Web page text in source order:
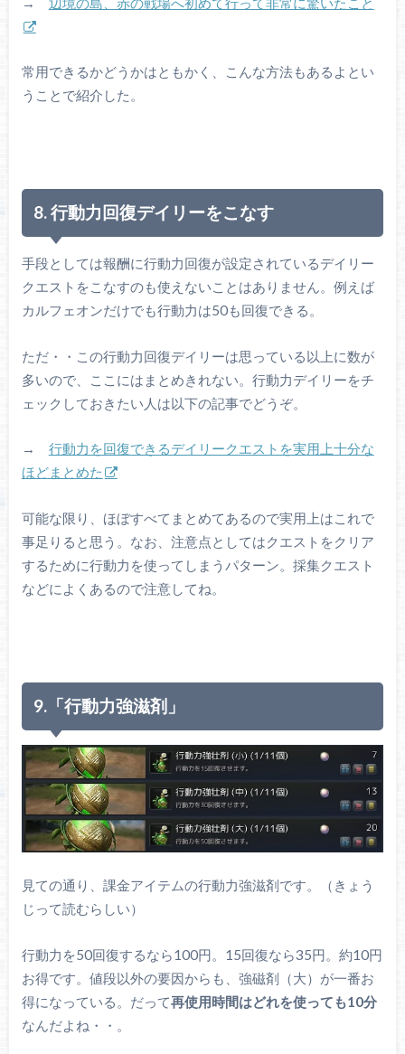
常用できるかどうかはともかく、こんな方法もあるよとい
うことで紹介した。
8. 行動力回復デイリーをこなす
手段としては報酬に行動力回復が設定されているデイリー
クエストをこなすのも使えないことはありません。例えば
カルフェオンだけでも行動力は50も回復できる。
ただ・・この行動力回復デイリーは思っている以上に数が
多いので、ここにはまとめきれない。行動力デイリーをチ
ェックしておきたい人は以下の記事でどうぞ。
→ 行動力を回復できるデイリークエストを実用上十分な
ほどまとめた
可能な限り、ほぼすべてまとめてあるので実用上はこれで
事足りると思う。なお、注意点としてはクエストをクリア
するために行動力を使ってしまうパターン。採集クエスト
などによくあるので注意してね。
9.「行動力強滋剤」
見ての通り、課金アイテムの行動力強滋剤です。（きょう
じって読むらしい）
行動力を50回復するなら100円。15回復なら35円。約10円
お得です。値段以外の要因からも、強磁剤（大）が一番お
得になっている。だって再使用時間はどれを使っても10分
なんだよね・・。